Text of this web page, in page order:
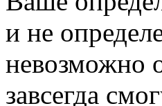
и не
невозможно
завсегда